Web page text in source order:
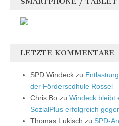
LETZTE KOMMENTARE
SPD Windeck zu
der Förderscdhule Rossel
Chris Bo zu Windeck bleibt
SozialPlus erfolgreich
Thomas Lukisch zu SPD-